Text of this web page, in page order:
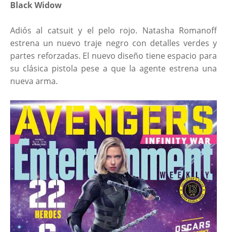
Black Widow
Adiós al catsuit y el pelo rojo. Natasha Romanoff
estrena un nuevo traje negro con detalles verdes y
partes reforzadas. El nuevo diseño tiene espacio para
su clásica pistola pese a que la agente estrena una
nueva arma.